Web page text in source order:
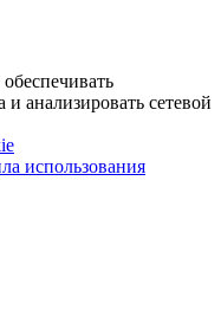
анализировать сетевой
использования